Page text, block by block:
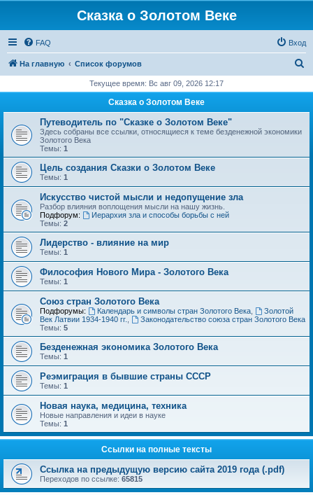
Сказка о Золотом Веке
FAQ Вход
На главную Список форумов
с
Текущее время: Вс авг 09, 2026 12:17
Сказка о Золотом Веке
Путеводитель по "Сказке о Золотом Веке"
Здесь собраны все ссылки, относящиеся к теме безденежной экономики
Золотого Века
Темы: 1
Цель создания Сказки о Золотом Веке
Темы: 1
Искусство чистой мысли и недопущение зла
Разбор влияния воплощения мысли на нашу жизнь.
Подфорум:
Иерархия зла и способы борьбы с ней
Темы: 2
Лидерство - влияние на мир
Темы: 1
Философия Нового Мира - Золотого Века
Темы: 1
Cоюз стран Золотого Века
Подфорумы: Календарь и символы стран Золотого Века,
Золотой
Век Латвии 1934-1940 гг.
Законодательство союза стран Золотого Века
Темы: 5
Безденежная экономика Золотого Века
Темы: 1
Реэмиграция в бывшие страны СССР
Темы: 1
Новая наука, медицина, техника
Новые направления и идеи в науке
Темы: 1
Ссылки на полные тексты
Ссылка на предыдущую версию сайта 2019 года (.pdf)
Переходов по ссылке: 65815